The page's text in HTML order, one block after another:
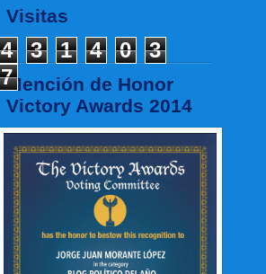
Visitas
4 3 1 4 0
3
7Mención de Honor
Victory Awards 2014